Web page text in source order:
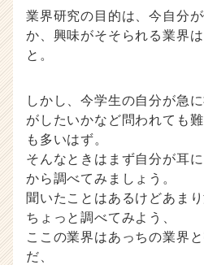
業界研究の目的は、今自分
か、興味がそそられる業界
と。
しかし、今学生の自分が急
がしたいかなど問われても
も多いはず。
そんなときはまず自分が耳
から調べてみましょう。
聞いたことはあるけどあま
ちょっと調べてみよう、
ここの業界はあっちの業界
だ、